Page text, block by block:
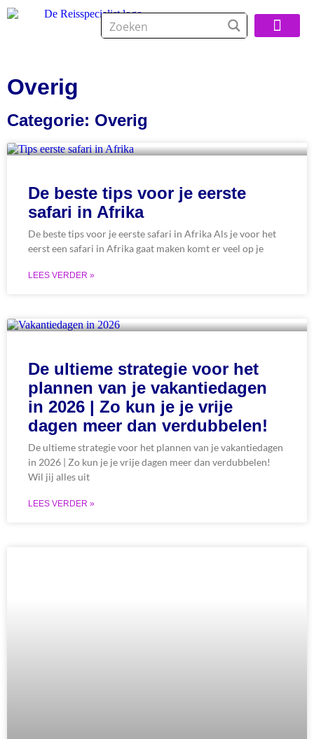
Overig
Categorie: Overig
De beste tips voor je eerste
safari in Afrika
De beste tips voor je eerste safari in Afrika Als je voor het
eerst een safari in Afrika gaat maken komt er veel op je
LEES VERDER »
De ultieme strategie voor het
plannen van je vakantiedagen
in 2026 | Zo kun je je vrije
dagen meer dan verdubbelen!
De ultieme strategie voor het plannen van je vakantiedagen
in 2026 | Zo kun je je vrije dagen meer dan verdubbelen!
Wil jij alles uit
LEES VERDER »